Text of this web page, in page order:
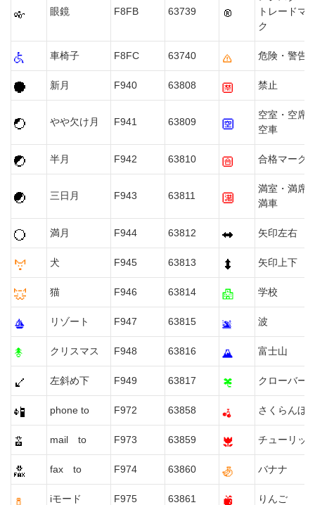
眼鏡 F8FB 63739
トレードマ
ク
車椅子 F8FC 63740 危険・警告
新月 F940 63808 禁止
やや欠け月 F941 63809
空室・空席
空車
半月 F942 63810 合格マーク
三日月 F943 63811
満室・満席
満車
満月 F944 63812 矢印左右
犬 F945 63813 矢印上下
猫 F946 63814 学校
リゾート F947 63815 波
クリスマス F948 63816 富士山
左斜め下 F949 63817 クローバー
phone to F972 63858 さくらんぼ
mail to F973 63859 チューリッ
fax to F974 63860 バナナ
iモード F975 63861 りんご